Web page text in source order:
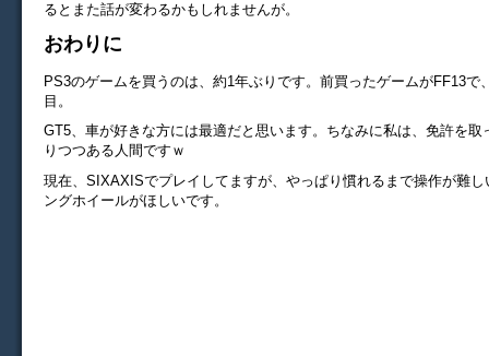
るとまた話が変わるかもしれませんが。
おわりに
PS3のゲームを買うのは、約1年ぶりです。前買ったゲームがFF13で
目。
GT5、車が好きな方には最適だと思います。ちなみに私は、免許を取
りつつある人間ですｗ
現在、SIXAXISでプレイしてますが、やっぱり慣れるまで操作が難
ングホイールがほしいです。